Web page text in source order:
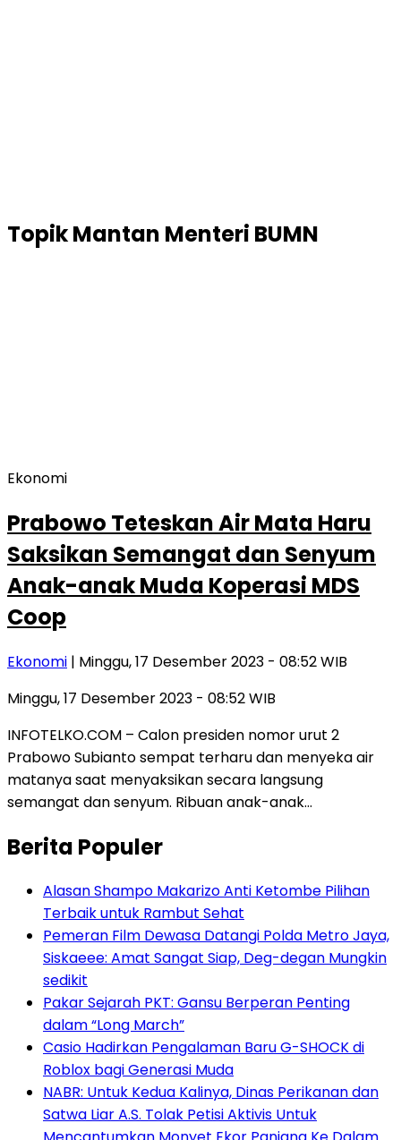
TopikMantan Menteri BUMN
Ekonomi
Prabowo Teteskan Air Mata Haru
Saksikan Semangat dan Senyum
Anak-anak Muda Koperasi MDS
Coop
Ekonomi | Minggu, 17 Desember 2023 - 08:52 WIB
Minggu, 17 Desember 2023 - 08:52 WIB
INFOTELKO.COM – Calon presiden nomor urut 2
Prabowo Subianto sempat terharu dan menyeka air
matanya saat menyaksikan secara langsung
semangat dan senyum. Ribuan anak-anak…
Berita Populer
Alasan Shampo Makarizo Anti Ketombe Pilihan
Terbaik untuk Rambut Sehat
Pemeran Film Dewasa Datangi Polda Metro Jaya,
Siskaeee: Amat Sangat Siap, Deg-degan Mungkin
sedikit
Pakar Sejarah PKT: Gansu Berperan Penting
dalam “Long March”
Casio Hadirkan Pengalaman Baru G-SHOCK di
Roblox bagi Generasi Muda
NABR: Untuk Kedua Kalinya, Dinas Perikanan dan
Satwa Liar A.S. Tolak Petisi Aktivis Untuk